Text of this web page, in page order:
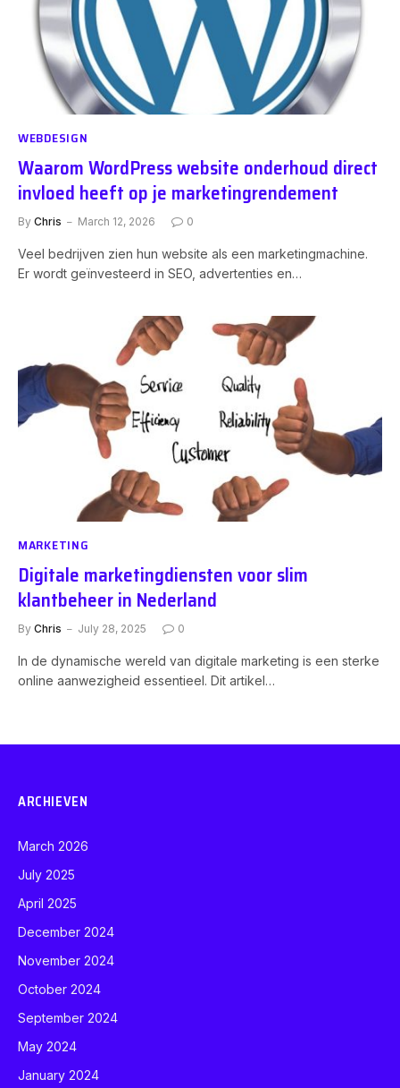
WEBDESIGN
Waarom WordPress website onderhoud direct
invloed heeft op je marketingrendement
By Chris March 12, 2026 0
Veel bedrijven zien hun website als een marketingmachine.
Er wordt geïnvesteerd in SEO, advertenties en…
MARKETING
Digitale marketingdiensten voor slim
klantbeheer in Nederland
By Chris July 28, 2025 0
In de dynamische wereld van digitale marketing is een sterke
online aanwezigheid essentieel. Dit artikel…
ARCHIEVEN
March 2026
July 2025
April 2025
December 2024
November 2024
October 2024
September 2024
May 2024
January 2024